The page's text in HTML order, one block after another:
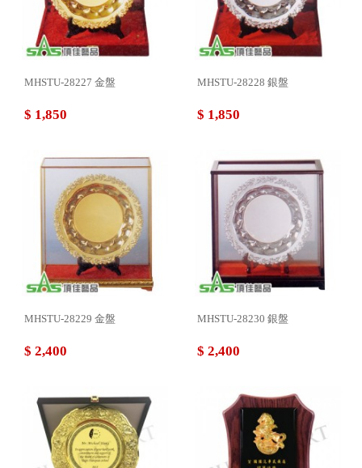
MHSTU-28227 金盤
$ 1,850
MHSTU-28228 銀盤
$ 1,850
MHSTU-28229 金盤
$ 2,400
MHSTU-28230 銀盤
$ 2,400